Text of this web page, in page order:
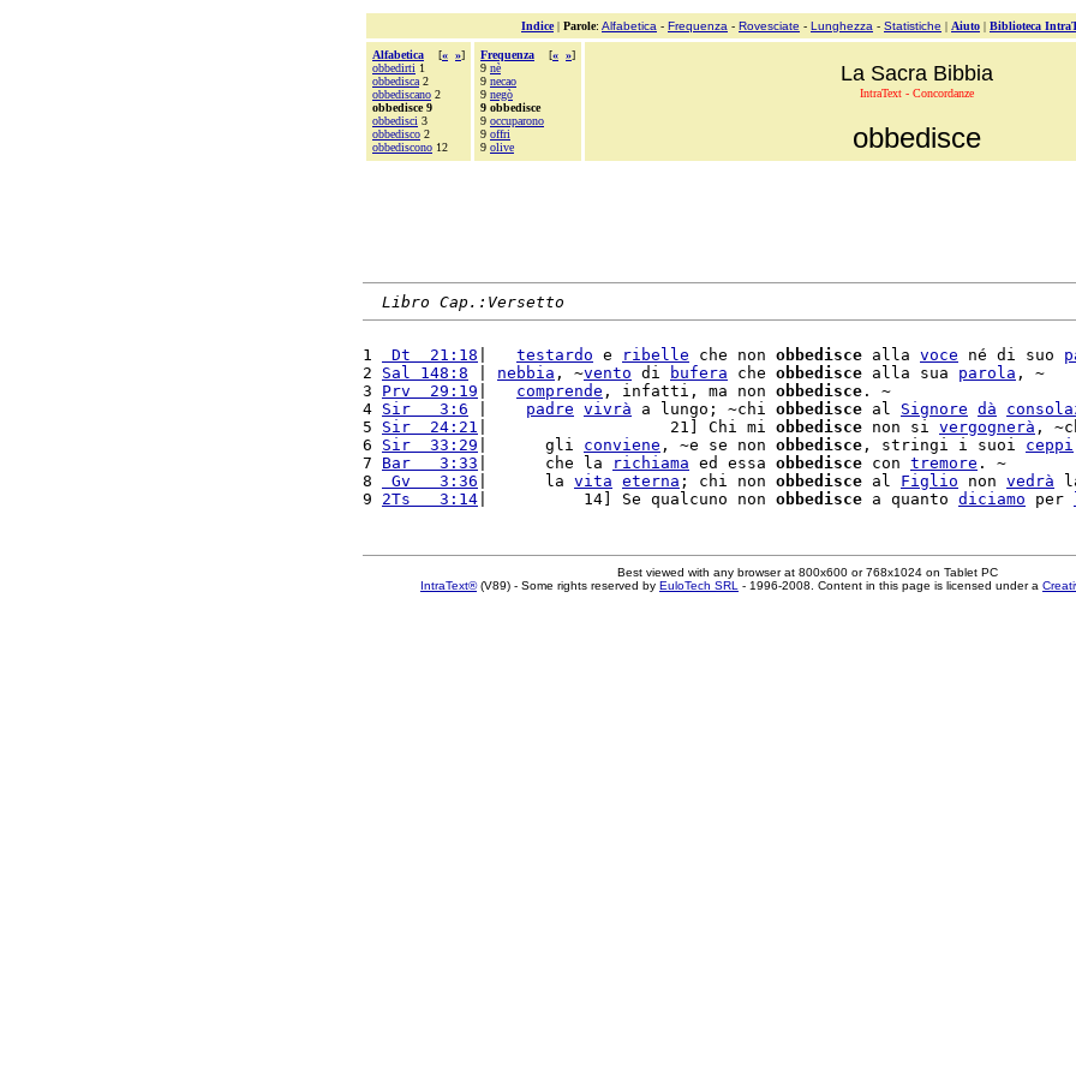
Indice| Parole: Alfabetica - Frequenza - Rovesciate - Lunghezza - Statistiche | Aiuto | Biblioteca
Alfabetica [« »]
obbedirti 1
obbedisca 2
obbediscano 2
obbedisce 9
obbedisci 3
obbedisco 2
obbediscono 12
Frequenza [« »]
9 nè
9 necao
9 negò
9 obbedisce
9 occuparono
9 offri
9 olive
La Sacra Bibbia
IntraText - Concordanze
obbedisce
Libro Cap.:Versetto
1 Dt  21:18 testardo e ribelle che non obbedisce alla voce né di suo
2 Sal 148:8 nebbia , ~vento di bufera che obbedisce alla sua parola , ~
3 Prv  29:19 comprende , infatti, ma non obbedisce . ~
4 Sir   3:6 padre vivrà a lungo; ~chi obbedisce al Signore dà
5 Sir  24:21 |                   21] Chi mi obbedisce non si vergognerà ,
6 Sir  33:29 |      gli conviene , ~e se non obbedisce , stringi i suoi ceppi
7 Bar   3:33 |      che la richiama ed essa obbedisce con tremore . ~
8
Gv   3:36 |      la vita eterna ; chi non obbedisce al Figlio non vedrà
9 2Ts   3:14 |          14] Se qualcuno non obbedisce a quanto diciamo per
Best viewed with any browser at 800x600 or 768x1024 on Tablet PC
IntraText®(V89) - Some rights reserved by EuloTech SRL - 1996-2008. Content in this page is licensed under a